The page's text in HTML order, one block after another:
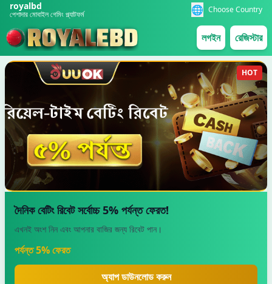
royalbd
পেশাদার মোবাইল গেমিং প্ল্যাটফর্ম 🌐 Choose Country
লগইন রেজিস্টার
HOT
দৈনিক বেটিং রিবেট সর্বোচ্চ 5% পর্যন্ত ফেরত!
এখনই অংশ নিন এবং আপনার বাজির জন্য রিবেট পান।
পর্যন্ত 5% ফেরত
অ্যাপ ডাউনলোড করুন